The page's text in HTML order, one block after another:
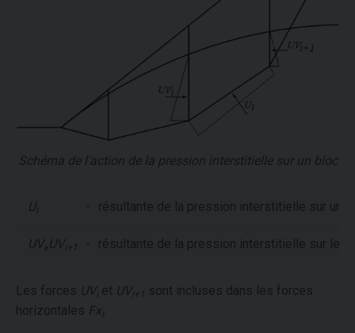
Schéma de l'action de la pression interstitielle sur un bloc
U - résultante de la pression interstitielle sur un
UV ,UV i+1 - résultante de la pression interstitielle sur les
Les forces UVi et UVi+1 sont incluses dans les forces
horizontales Fx i